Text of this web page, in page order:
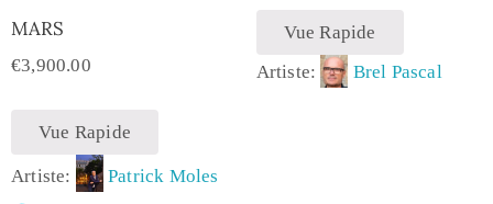
MARS
€3,900.00
Vue Rapide
Artiste: Patrick Moles
Vue Rapide
Artiste:
Brel Pascal